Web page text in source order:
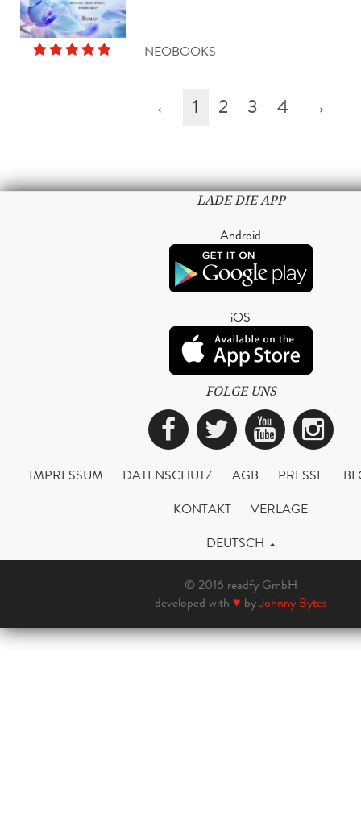
NEOBOOKS
← 1 2 3 4 →
LADE DIE APP
Android
iOS
FOLGE UNS
Facebook
Twitter
IMPRESSUM DATENSCHUTZ AGB PRESSE
KONTAKT
VERLAGE
DEUTSCH
© 2016 readfy GmbH
developed with ♥ byJohnny Bytes